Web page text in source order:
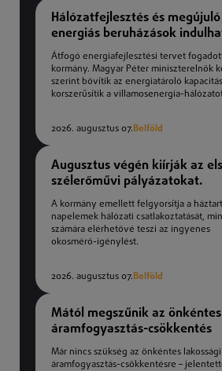
Hálózatfejlesztés és megújuló
energiás beruházások
Átfogó energiafejlesztési tervet
kormány. Magyar Péter miniszterelnök
szerint bővítik az energiatároló
korszerűsítik a villamosenergia-
2026. augusztus 07.Belföld
Augusztus végén kiírják az
szélerőművi pályázatokat.
A kormány emellett felgyorsítja a
napelemek hálózati csatlakoztatását,
számára elérhetővé teszi az ingyenes
okosmérő-igénylést.
2026. augusztus 07.Belföld
Mától megszűnik az önkéntes
áramfogyasztás-csökkentés
Már nincs szükség az önkéntes lakossági
áramfogyasztás-csökkentésre –